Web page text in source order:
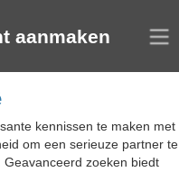
aanmaken
kennissen te maken met
om een serieuze partner te
zoeken biedt